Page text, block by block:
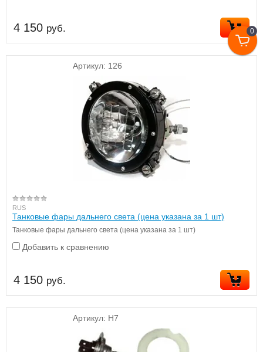
0
4 150 руб.
Артикул: 126
RUS
Танковые фары дальнего света (цена указана за 1 шт)
Танковые фары дальнего света (цена указана за 1 шт)
Добавить к сравнению
4 150 руб.
Артикул: H7